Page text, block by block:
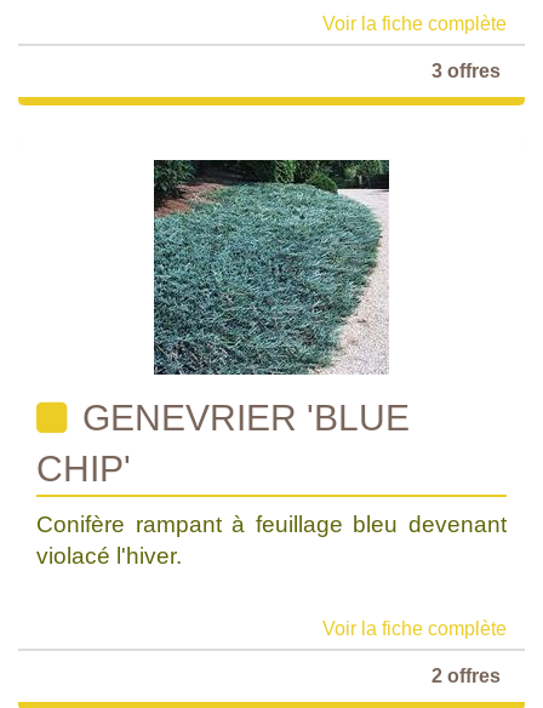
Voir la fiche complète
3 offres
GENEVRIER 'BLUE
CHIP'
Conifère rampant à feuillage bleu devenant
violacé l'hiver.
Voir la fiche complète
2 offres